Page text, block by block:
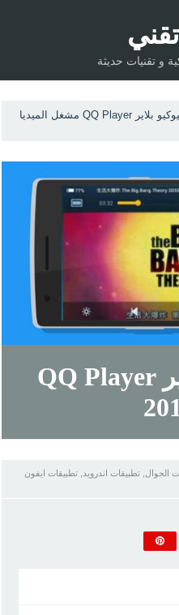
و تقنيات حديثة
تنزيل كيوكيو بلاير QQ Player مشغل الميديا
تنزيل كيوكيو بلاير QQ Player
الجوال ,تطبيقات اندرويد ,تطبيقات ايفون